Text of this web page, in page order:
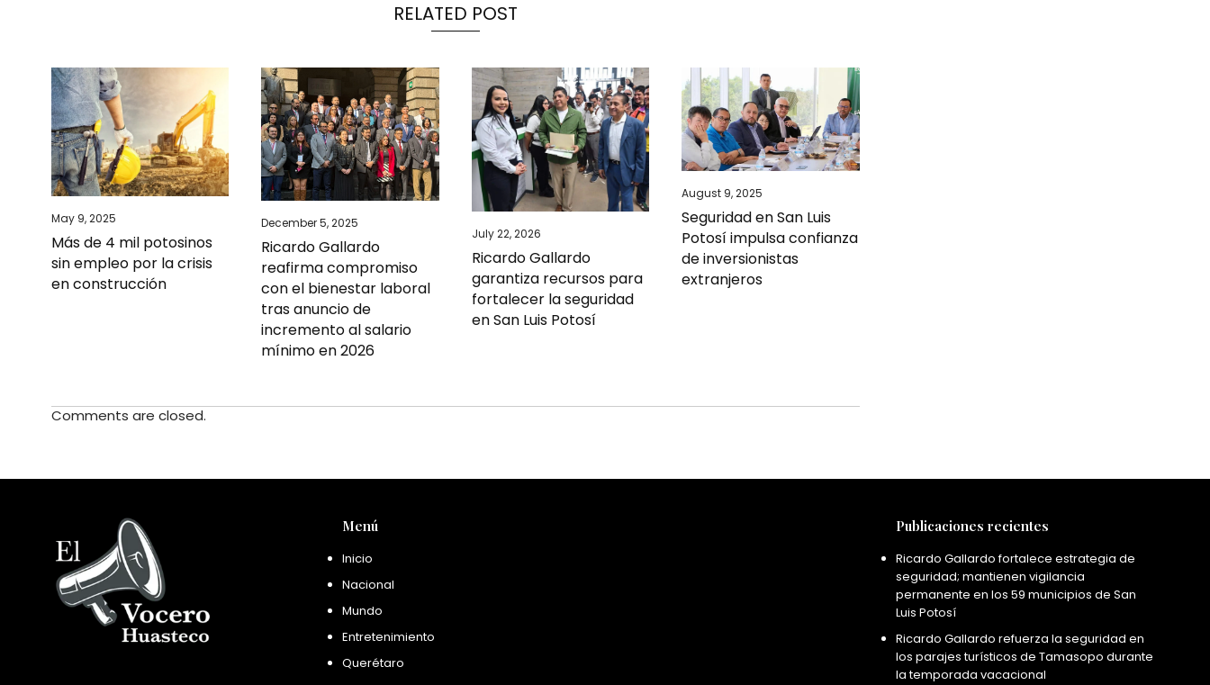
RELATED POST
May 9, 2025
Más de 4 mil potosinos
sin empleo por la crisis
en construcción
December 5, 2025
Ricardo Gallardo
reafirma compromiso
con el bienestar laboral
tras anuncio de
incremento al salario
mínimo en 2026
July 22, 2026
Ricardo Gallardo
garantiza recursos para
fortalecer la seguridad
en San Luis Potosí
August 9, 2025
Seguridad en San Luis
Potosí impulsa confianza
de inversionistas
extranjeros
Comments are closed.
Menú
Inicio
Nacional
Mundo
Entretenimiento
Querétaro
Publicaciones recientes
Ricardo Gallardo fortalece estrategia de
seguridad; mantienen vigilancia
permanente en los 59 municipios de San
Luis Potosí
Ricardo Gallardo refuerza la seguridad en
los parajes turísticos de Tamasopo durante
la temporada vacacional